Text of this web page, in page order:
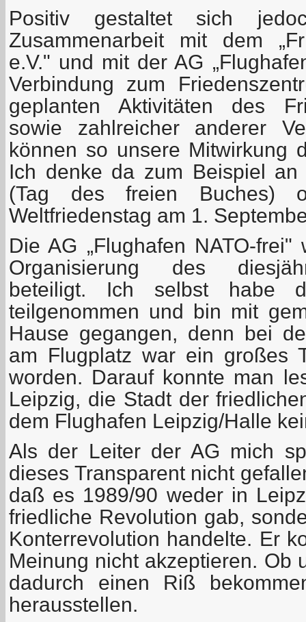
Positiv gestaltet sich
Zusammenarbeit mit dem
e.V." und mit der AG
Verbindung zum
geplanten Aktivitäten des
sowie zahlreicher anderer
können so unsere Mitwirkung
Ich denke da zum Beispiel
(Tag des freien Buches)
Weltfriedenstag am 1.
Die AG „Flughafen NATO-
Organisierung des
beteiligt. Ich selbst habe
teilgenommen und bin mit
Hause gegangen, denn bei
am Flugplatz war ein großes
worden. Darauf konnte man
Leipzig, die Stadt der
dem Flughafen Leipzig/Halle
Als der Leiter der AG mich
dieses Transparent nicht
daß es 1989/90 weder in
friedliche Revolution gab,
Konterrevolution handelte. Er
Meinung nicht akzeptieren. Ob
dadurch einen Riß
herausstellen.